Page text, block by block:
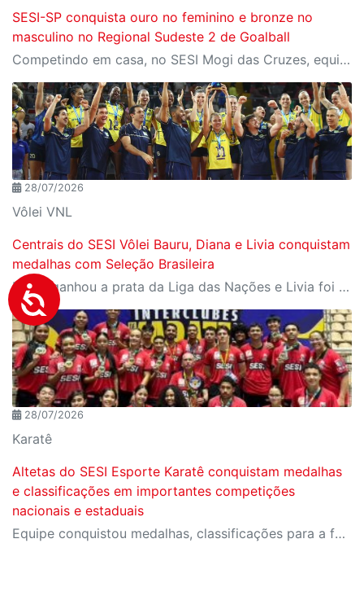
SESI-SP conquista ouro no feminino e bronze no
masculino no Regional Sudeste 2 de Goalball
Competindo em casa, no SESI Mogi das Cruzes, equipes do SESI-SP encerram a competição com duas medalhas e reforçam a tradição da instituição entre as principais forças do goalball brasileiro.
28/07/2026
Vôlei VNL
Centrais do SESI Vôlei Bauru, Diana e Livia conquistam
medalhas com Seleção Brasileira
Diana ganhou a prata da Liga das Nações e Livia foi campeã da Copa Sul-Americana com Seleção B
28/07/2026
Karatê
Altetas do SESI Esporte Karatê conquistam medalhas
e classificações em importantes competições
nacionais e estaduais
Equipe conquistou medalhas, classificações para a fase final do Campeonato Brasileiro e importantes resultados em competições estaduais e nacionais.